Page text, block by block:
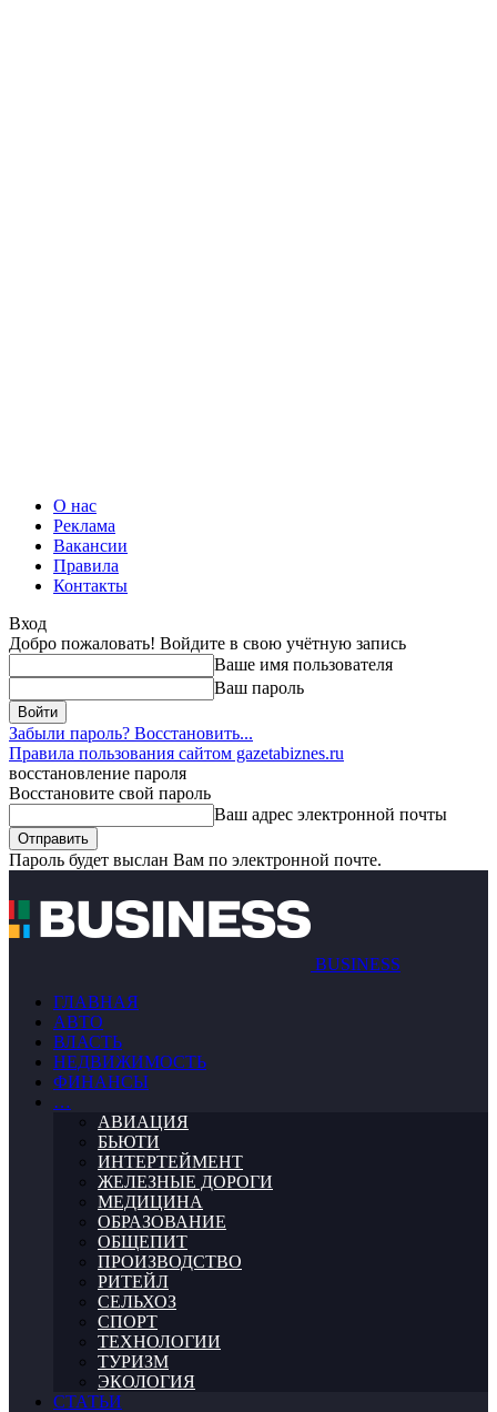
О нас
Реклама
Вакансии
Правила
Контакты
Вход
Добро пожаловать! Войдите в свою учётную запись
Ваше имя пользователя
Ваш пароль
Забыли пароль? Восстановить...
Правила пользования сайтом gazetabiznes.ru
восстановление пароля
Восстановите свой пароль
Ваш адрес электронной почты
Пароль будет выслан Вам по электронной почте.
BUSINESS
ГЛАВНАЯ
АВТО
ВЛАСТЬ
НЕДВИЖИМОСТЬ
ФИНАНСЫ
…
АВИАЦИЯ
БЬЮТИ
ИНТЕРТЕЙМЕНТ
ЖЕЛЕЗНЫЕ ДОРОГИ
МЕДИЦИНА
ОБРАЗОВАНИЕ
ОБЩЕПИТ
ПРОИЗВОДСТВО
РИТЕЙЛ
СЕЛЬХОЗ
СПОРТ
ТЕХНОЛОГИИ
ТУРИЗМ
ЭКОЛОГИЯ
СТАТЬИ